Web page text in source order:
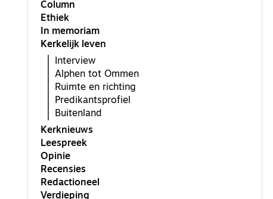
Column
Ethiek
In memoriam
Kerkelijk leven
Interview
Alphen tot Ommen
Ruimte en richting
Predikantsprofiel
Buitenland
Kerknieuws
Leespreek
Opinie
Recensies
Redactioneel
Verdieping